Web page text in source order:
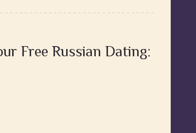
Free Russian Dating: